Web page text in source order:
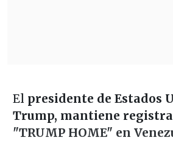
El presidente de Estados
Trump, mantiene
"TRUMP HOME" en